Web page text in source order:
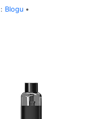
Blogu •